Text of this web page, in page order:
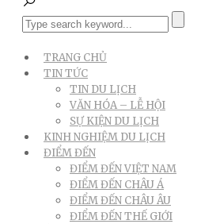
TRANG CHỦ
TIN TỨC
TIN DU LỊCH
VĂN HÓA – LỄ HỘI
SỰ KIỆN DU LỊCH
KINH NGHIỆM DU LỊCH
ĐIỂM ĐẾN
ĐIỂM ĐẾN VIỆT NAM
ĐIỂM ĐẾN CHÂU Á
ĐIỂM ĐẾN CHÂU ÂU
ĐIỂM ĐẾN THẾ GIỚI